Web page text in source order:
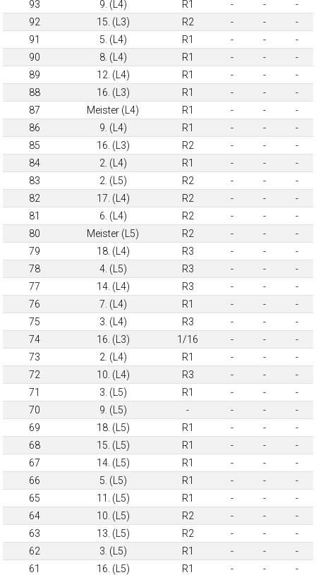
93 9. (L4) R1 - -
-
92
15. (L3) R2 - -
-
91
5. (L4) R1 - -
-
90
8. (L4) R1 - -
-
89
12. (L4) R1 - -
-
88
16. (L3) R1 - -
-
87
Meister (L4) R1 - -
-
86
9. (L4) R1 - -
-
85
16. (L3) R2 - -
-
84
2. (L4) R1 - -
-
83
2. (L5) R2 - -
-
82
17. (L4) R2 - -
-
81
6. (L4) R2 - -
-
80
Meister (L5) R2 - -
-
79
18. (L4) R3 - -
-
78
4. (L5) R3 - -
-
77
14. (L4) R3 - -
-
76
7. (L4) R1 - -
-
75
3. (L4) R3 - -
-
74
16. (L3) 1/16 - -
-
73
2. (L4) R1 - -
-
72
10. (L4) R3 - -
-
71
3. (L5) R1 - -
-
70
9. (L5) - - -
-
69
18. (L5) R1 - -
-
68
15. (L5) R1 - -
-
67
14. (L5) R1 - -
-
66
5. (L5) R1 - -
-
65
11. (L5) R1 - -
-
64
10. (L5) R2 - -
-
63
13. (L5) R2 - -
-
62
3. (L5) R1 - -
-
61
16. (L5) R1 - -
-